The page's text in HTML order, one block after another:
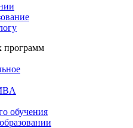
программ
обучения